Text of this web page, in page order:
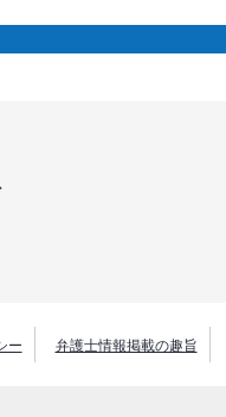
ー 弁護士情報掲載の趣旨